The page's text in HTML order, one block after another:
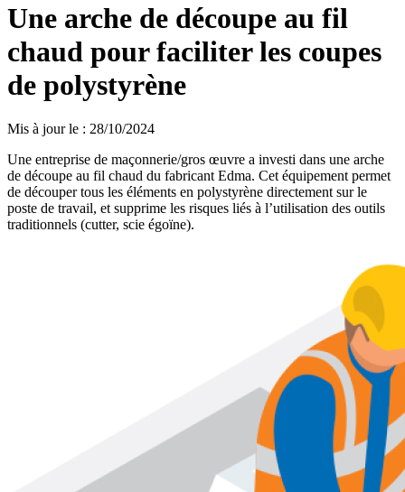
Une arche de découpe au fil
chaud pour faciliter les coupes
de polystyrène
Mis à jour le : 28/10/2024
Une entreprise de maçonnerie/gros œuvre a investi dans une arche
de découpe au fil chaud du fabricant Edma. Cet équipement permet
de découper tous les éléments en polystyrène directement sur le
poste de travail, et supprime les risques liés à l’utilisation des outils
traditionnels (cutter, scie égoïne).